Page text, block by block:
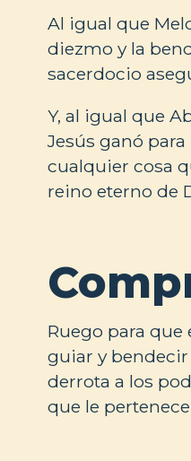
Al igual que
diezmo y la
sacerdocio
Y, al igual que
Jesús ganó
cualquier cosa
reino eterno de
Ruego para que
guiar y bendecir
derrota a los
que le